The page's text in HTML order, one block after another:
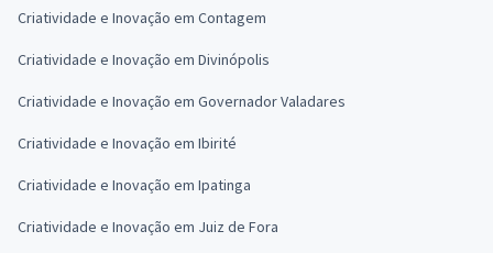
Criatividade e Inovação em Contagem
Criatividade e Inovação em Divinópolis
Criatividade e Inovação em Governador Valadares
Criatividade e Inovação em Ibirité
Criatividade e Inovação em Ipatinga
Criatividade e Inovação em Juiz de Fora